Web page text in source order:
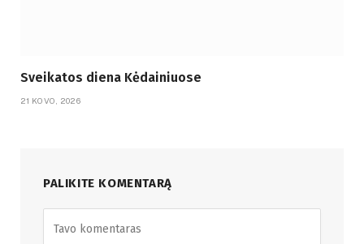
Sveikatos diena Kėdainiuose
21 KOVO, 2026
PALIKITE KOMENTARĄ